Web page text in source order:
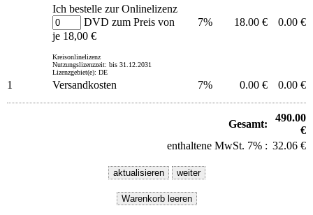
Ich bestelle zur Onlinelizenz
DVD zum Preis von
je 18,00 €
7% 18.00 € 0.00 €
Kreisonlinelizenz
Nutzungslizenzzeit: bis 31.12.2031
Lizenzgebiet(e): DE
1 Versandkosten 7% 0.00 € 0.00 €
Gesamt:
490.00
€
enthaltene MwSt. 7% : 32.06 €